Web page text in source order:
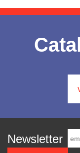
Newsletter